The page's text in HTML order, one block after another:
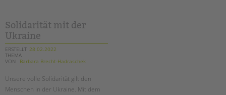
Förderzentren
Kollegs
EFöB
Schulbezogene Sozialarbeit
HILFEN ZUR ERZIEHUNG
Suchen
Solidarität mit der
Ukraine
ERSTELLT 28.02.2022
THEMA
VON
Barbara Brecht-Hadraschek
Unsere volle Solidarität gilt den
Menschen in der Ukraine. Mit dem